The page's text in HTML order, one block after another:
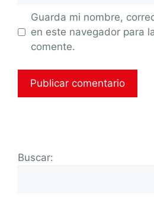
Guarda mi nombre,
en este navegador para
comente.
Buscar: